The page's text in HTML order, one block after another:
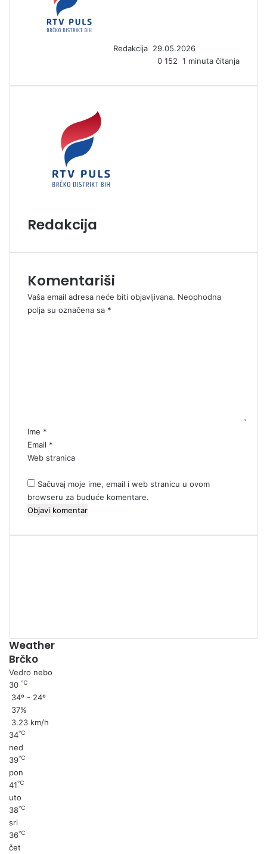
Redakcija e
m
i
29.05.2026
0 152 1 minuta čitanja
Redakcija
Komentariši
Vaša email adresa neće biti objavljivana. Neophodna
polja su označena sa *
*Ime *
Email *
Web stranica
Sačuvaj moje ime, email i web stranicu u ovom
browseru za buduće komentare.
Weather
Brčko
Vedro nebo
30 ℃
34º - 24º
37%
3.23 km/h
34℃
ned
39℃
pon
41℃
uto
38℃
sri
36℃
čet